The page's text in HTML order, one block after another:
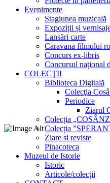
Evenimente
Stagiunea muzicală
Expoziții și
Lansări carte
Caravana filmului
Concurs ex-libris
Concursul național
COLECŢII
Biblioteca Digitală
Colecţia
Periodice
Ziarul
Colecția
Colecția
Ziare și reviste
Pinacoteca
Muzeul de Istorie
Istoric
Articole/colecții